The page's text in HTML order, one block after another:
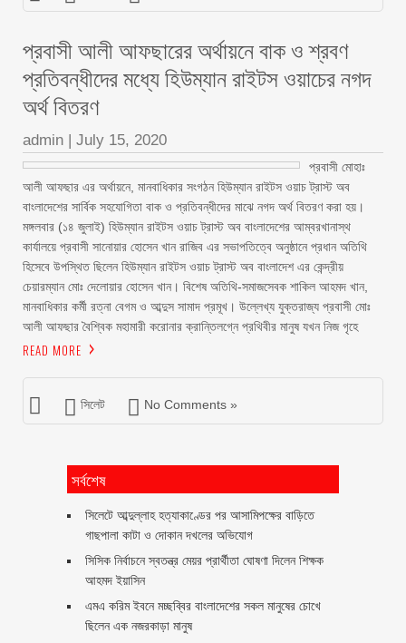
প্রবাসী আলী আফছারের অর্থায়নে বাক ও শ্রবণ
প্রতিবন্ধীদের মধ্যে হিউম্যান রাইটস ওয়াচের নগদ
অর্থ বিতরণ
admin | July 15, 2020
প্রবাসী মোহাঃ
আলী আফছার এর অর্থায়নে, মানবাধিকার সংগঠন হিউম্যান রাইটস ওয়াচ ট্রাস্ট অব
বাংলাদেশের সার্বিক সহযোগিতা বাক ও প্রতিবন্ধীদের মাঝে নগদ অর্থ বিতরণ করা হয়।
মঙ্গলবার (১৪ জুলাই) হিউম্যান রাইটস ওয়াচ ট্রাস্ট অব বাংলাদেশের আম্বরখানাস্থ
কার্যালয়ে প্রবাসী সানোয়ার হোসেন খান রাজিব এর সভাপতিত্বে অনুষ্ঠানে প্রধান অতিথি
হিসেবে উপস্থিত ছিলেন হিউম্যান রাইটস ওয়াচ ট্রাস্ট অব বাংলাদেশ এর কেন্দ্রীয়
চেয়ারম্যান মোঃ দেলোয়ার হোসেন খান। বিশেষ অতিথি-সমাজসেবক শাকিল আহমদ খান,
মানবাধিকার কর্মী রত্না বেগম ও আব্দুস সামাদ প্রমূখ। উল্লেখ্য যুক্তরাজ্য প্রবাসী মোঃ
আলী আফছার বৈশ্বিক মহামারী করোনার ক্রান্তিলগ্নে প্রথিবীর মানুষ যখন নিজ গৃহে
READ MORE
সিলেট No Comments »
সর্বশেষ
সিলেটে আব্দুল্লাহ হত্যাকাণ্ডের পর আসামিপক্ষের বাড়িতে
গাছপালা কাটা ও দোকান দখলের অভিযোগ
সিসিক নির্বাচনে স্বতন্ত্র মেয়র প্রার্থীতা ঘোষণা দিলেন শিক্ষক
আহমদ ইয়াসিন
এমএ করিম ইবনে মচ্ছব্বির বাংলাদেশের সকল মানুষের চোখে
ছিলেন এক নজরকাড়া মানুষ ‎